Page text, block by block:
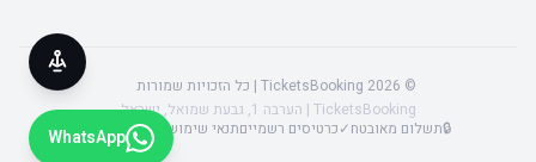
© 2026 TicketsBooking | כל הזכויות שמורות
TicketsBooking | הערבה 1, גבעת שמואל, ישראל
🔒תשלום מאובטח✓כרטיסים רשמייםתנאי שימוש פרטיותנגישות
WhatsApp